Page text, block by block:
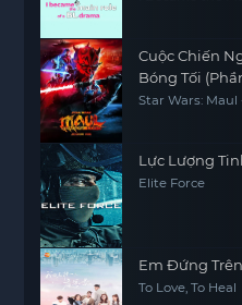
Cuộc Chiến
Bóng Tối
Star Wars:
Lực Lượng
Elite Force
Em Đứng
To Love, To Heal